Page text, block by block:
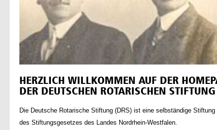
HERZLICH WILLKOMMEN AUF DER
DER DEUTSCHEN ROTARISCHEN
Die Deutsche Rotarische Stiftung (DRS) ist eine selbständige
des Stiftungsgesetzes des Landes Nordrhein-Westfalen.